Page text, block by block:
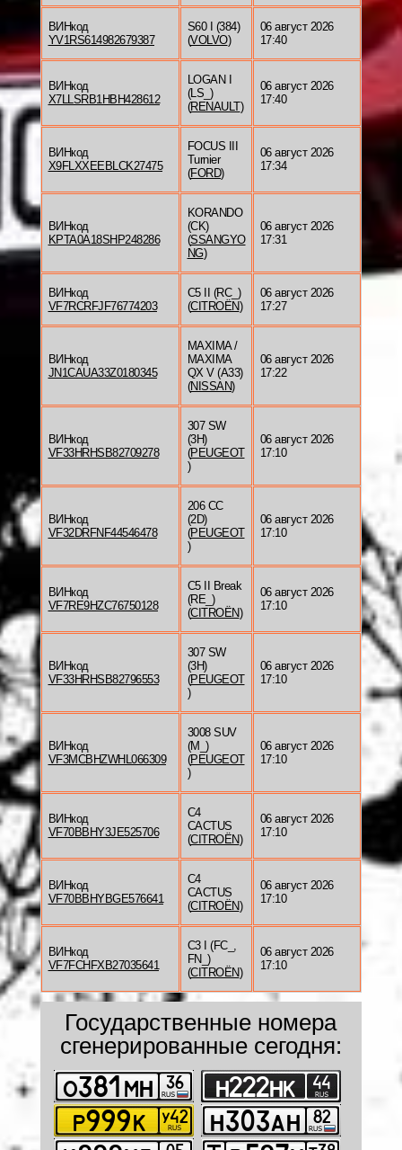
ВИНкод
YV1RS614982679387
S60 I (384)
(VOLVO)
06 август 2026
17:40
ВИНкод
X7LLSRB1HBH428612
LOGAN I
(LS_)
(RENAULT)
06 август 2026
17:40
ВИНкод
X9FLXXEEBLCK27475
FOCUS III
Turnier
(FORD)
06 август 2026
17:34
ВИНкод
KPTA0A18SHP248286
KORANDO
(CK)
(SSANGYO
NG)
06 август 2026
17:31
ВИНкод
VF7RCRFJF76774203
C5 II (RC_)
(CITROËN)
06 август 2026
17:27
ВИНкод
JN1CAUA33Z0180345
MAXIMA /
MAXIMA
QX V (A33)
(NISSAN)
06 август 2026
17:22
ВИНкод
VF33HRHSB82709278
307 SW
(3H)
(PEUGEOT
)
06 август 2026
17:10
ВИНкод
VF32DRFNF44546478
206 CC
(2D)
(PEUGEOT
)
06 август 2026
17:10
ВИНкод
VF7RE9HZC76750128
C5 II Break
(RE_)
(CITROËN)
06 август 2026
17:10
ВИНкод
VF33HRHSB82796553
307 SW
(3H)
(PEUGEOT
)
06 август 2026
17:10
ВИНкод
VF3MCBHZWHL066309
3008 SUV
(M_)
(PEUGEOT
)
06 август 2026
17:10
ВИНкод
VF70BBHY3JE525706
C4
CACTUS
(CITROËN)
06 август 2026
17:10
ВИНкод
VF70BBHYBGE576641
C4
CACTUS
(CITROËN)
06 август 2026
17:10
ВИНкод
VF7FCHFXB27035641
C3 I (FC_,
FN_)
(CITROËN)
06 август 2026
17:10
Государственные номера
сгенерированные сегодня: